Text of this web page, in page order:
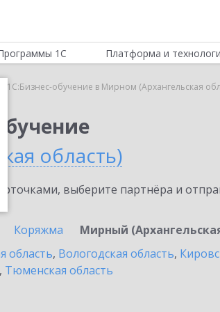
1С Платформа и
1С:Бизнес-обучение в Мирном (Архангельская
область)
выберите партнёра и
Коряжма Мирный
область, Вологодская область,
, Тюменская область